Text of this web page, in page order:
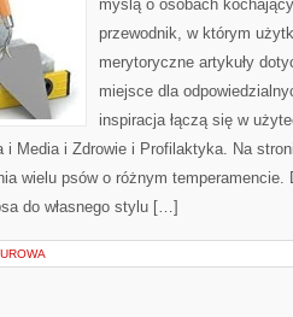
myślą o osobach
przewodnik, w którym
merytoryczne artykuły
miejsce dla
inspiracja łączą się w
i Media i Zdrowie i Profilaktyka. Na
wielu psów o różnym
do własnego stylu […]